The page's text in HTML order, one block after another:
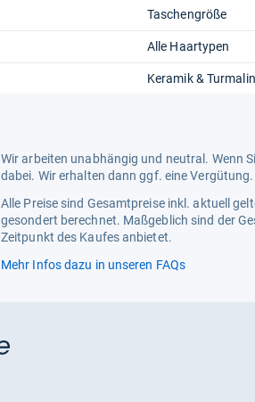
Taschengröße
Alle Haartypen
Keramik & Turmalin
Wir arbeiten unabhängig und neutral. Wenn
dabei. Wir erhalten dann ggf. eine Vergütung.
Alle Preise sind Gesamtpreise inkl. aktuell
gesondert berechnet. Maßgeblich sind der
Zeitpunkt des Kaufes anbietet.
Mehr Infos dazu in unseren FAQs